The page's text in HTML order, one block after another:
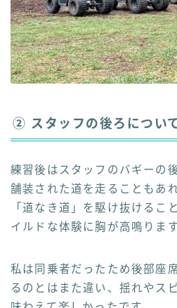
② スタッフの後ろについ
練習後はスタッフのバギーの
舗装された道を走ることもあ
「道なき道」を駆け抜けるこ
イルドな体験に胸が高鳴ります
私は同乗者だったため後部座
るのとはまた違い、揺れやス